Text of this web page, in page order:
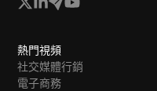
熱門視頻
社交媒體行銷
電子商務